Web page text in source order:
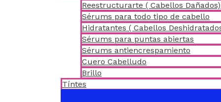
Reestructurarte ( Cabellos Dañados)
Sérums para todo tipo de cabello
Hidratantes ( Cabellos
Sérums para puntas abiertas
Sérums antiencrespamiento
Cuero Cabelludo
Brillo
Tíntes